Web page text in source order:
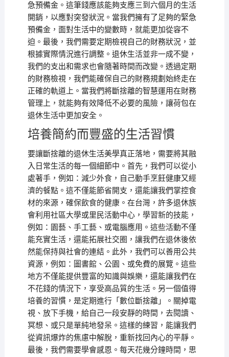
急預備金。這筆錢應該能夠支應三到六個月的生活
開銷，以應對突發狀況。當我們擁有了足夠的緊急
預備金，面對生活中的變數時，就能更加從容不
迫。最後，我們需要定期檢視自己的財務狀況，並
根據實際情況進行調整。退休生活並非一成不變，
我們的支出和需求也會隨著時間而改變。透過定期
的財務檢視，我們能確保自己的財務規劃始終走在
正確的軌道上。當我們將斷捨離的智慧運用在財務
管理上，就能夠有效降低不必要的風險，讓荷包在
退休生活中更加安全。
培養簡約而豐盛的生活習慣
要讓斷捨離的退休生活美學真正落地，需要將其融
入日常生活的每一個細節中。首先，我們可以從小
處著手，例如：減少外食，自己動手烹飪健康又經
濟的餐點。這不僅能節省開支，還能讓我們掌控食
材的來源，確保飲食的健康。在台灣，許多退休族
會利用社區大學或里民活動中心，學習新的技能，
例如：園藝、手工藝、或電腦應用。這些活動不僅
能充實生活，還能拓展社交圈，讓我們在退休後依
然能保持與社會的連結。此外，我們可以善用公共
資源，例如：圖書館、公園、或免費的展覽。這些
地方不僅能提供豐富的知識與娛樂，還能讓我們在
不花錢的情況下，享受高品質的生活。另一個值得
培養的習慣，是定期進行「數位斷捨離」。關掉電
視、放下手機，給自己一段安靜的時間，去閱讀、
冥想、或只是單純地發呆。這樣的練習，能讓我們
從資訊爆炸的焦慮中解脫，重新找回內心的平靜。
最後，我們需要學會感恩。每天花幾分鐘時間，思